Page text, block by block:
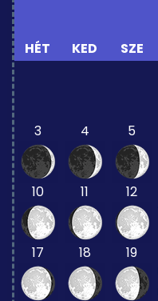
HÉT KED SZE
3 4 5
10 11 12
17 18 19